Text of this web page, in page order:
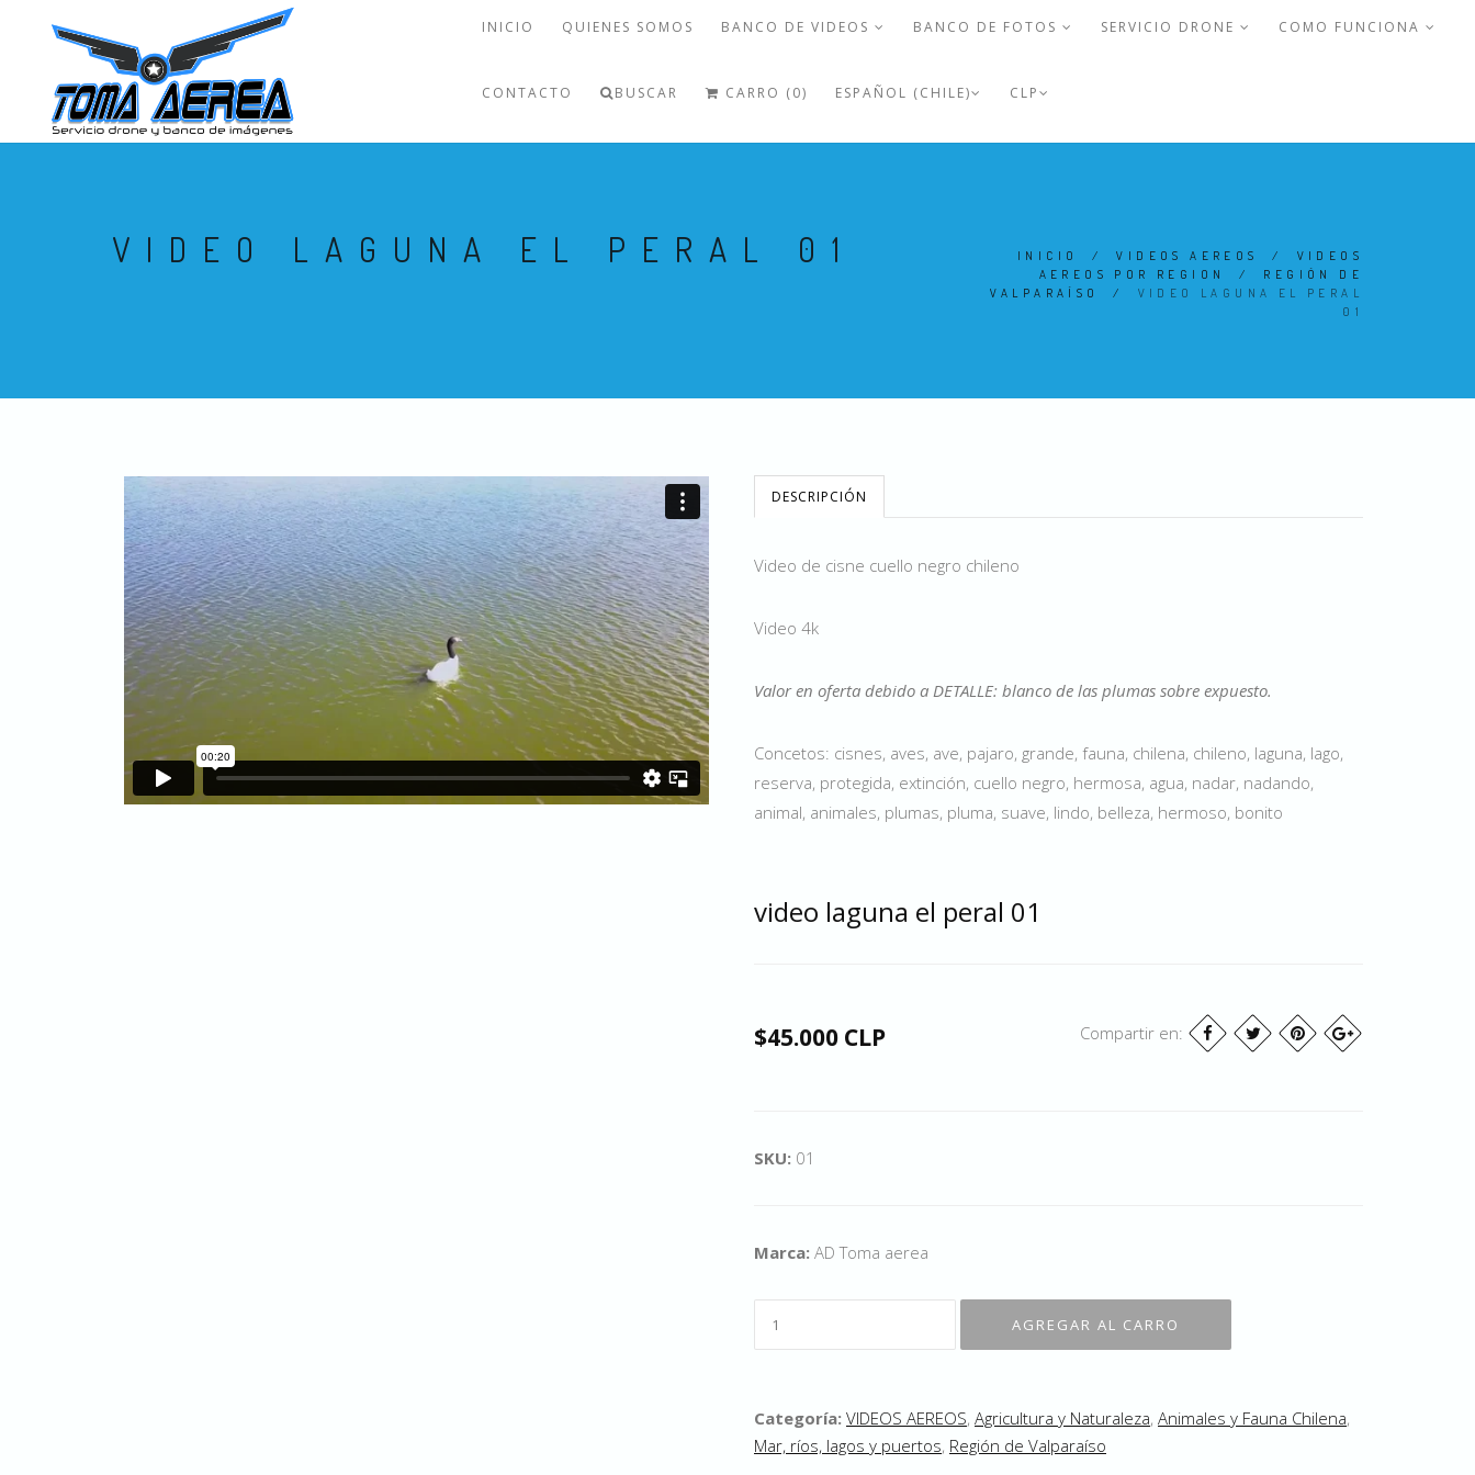
INICIO QUIENES SOMOS BANCO DE VIDEOS BANCO DE FOTOS SERVICIO DRONE COMO FUNCIONA
CONTACTO BUSCAR CARRO (0) ESPAÑOL (CHILE) CLP
VIDEO LAGUNA EL PERAL 01 INICIO /VIDEOS AEREOS / VIDEOS
AEREOS POR REGION
/ REGIÓN DE
VALPARAÍSO
/ VIDEO LAGUNA EL PERAL
01
DESCRIPCIÓN
Video de cisne cuello negro chileno
Video 4k
Valor en oferta debido a DETALLE: blanco de las plumas sobre expuesto.
Concetos: cisnes, aves, ave, pajaro, grande, fauna, chilena, chileno, laguna, lago,
reserva, protegida, extinción, cuello negro, hermosa, agua, nadar, nadando,
animal, animales, plumas, pluma, suave, lindo, belleza, hermoso, bonito
video laguna el peral 01
$45.000 CLP Compartir en:
SKU: 01
Marca: AD Toma aerea
Categoría: VIDEOS AEREOS, Agricultura y Naturaleza, Animales y Fauna Chilena,
Mar, ríos, lagos y puertos, Región de Valparaíso